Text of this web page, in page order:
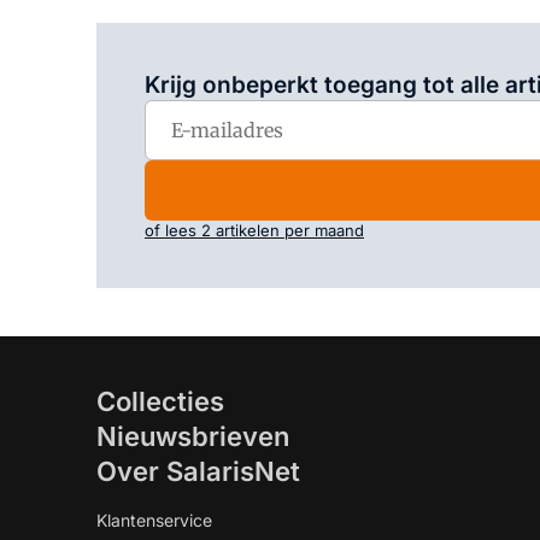
Krijg onbeperkt toegang tot alle
of lees 2 artikelen per maand
Collecties
Nieuwsbrieven
Over SalarisNet
Klantenservice